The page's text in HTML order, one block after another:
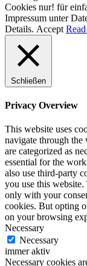
Cookies nur! für
Impressum unter
Details. Accept
Schließen
Privacy Overview
This website uses
navigate through the
are categorized as
essential for the
also use third-party
you use this
only with your
cookies. But opting
on your browsing
Necessary
Necessary
immer aktiv
Necessary cookies